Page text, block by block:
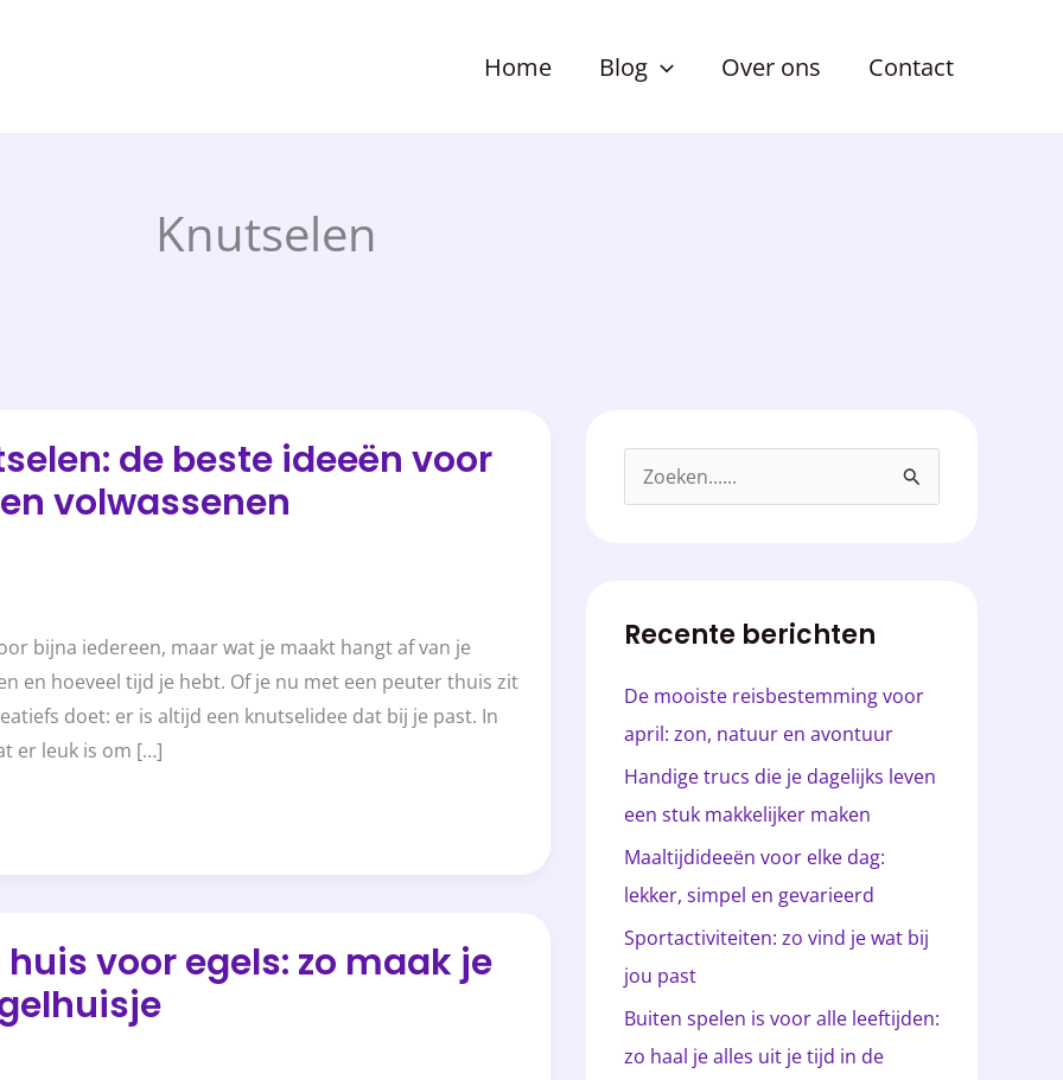
Home Blog Over ons Contact
Knutselen
de beste ideeën voor
volwassenen
bijna iedereen, maar wat je maakt hangt af van je
en hoeveel tijd je hebt. Of je nu met een peuter thuis zit
doet: er is altijd een knutselidee dat bij je past. In
er leuk is om […]
huis voor egels: zo maak je
e
n
a
a
r
:
Recente berichten
De mooiste reisbestemming voor
april: zon, natuur en avontuur
Handige trucs die je dagelijks leven
een stuk makkelijker maken
Maaltijdideeën voor elke dag:
lekker, simpel en gevarieerd
Sportactiviteiten: zo vind je wat bij
jou past
Buiten spelen is voor alle leeftijden:
zo haal je alles uit je tijd in de